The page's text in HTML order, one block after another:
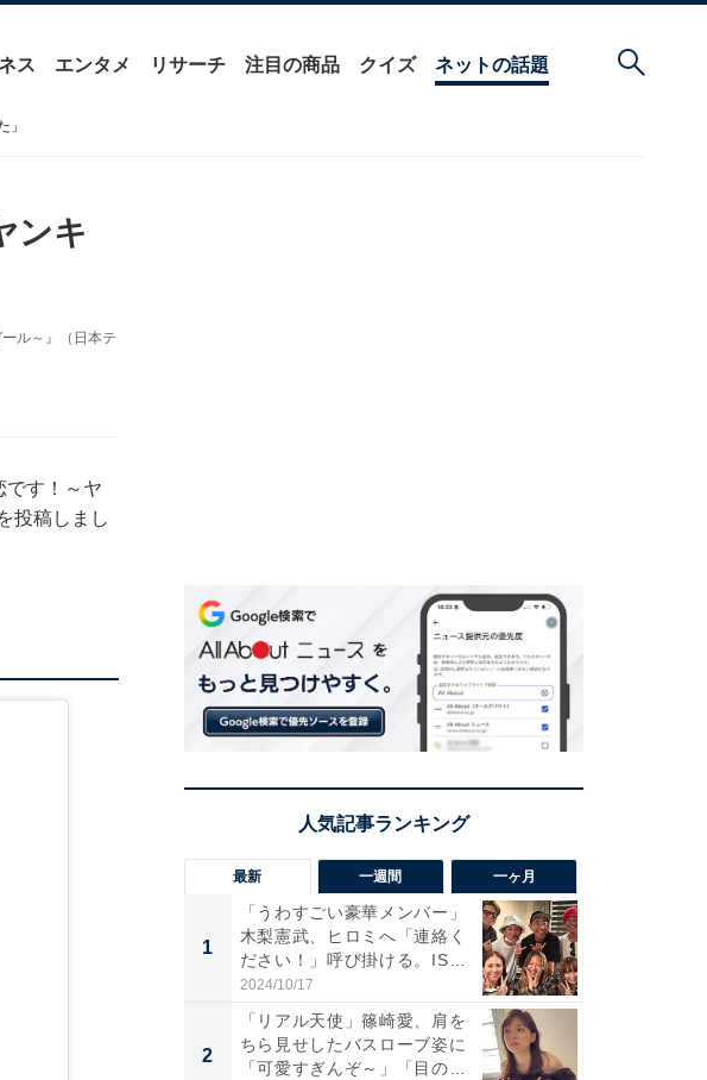
ス エンタメ リサーチ 注目の商品 クイズ ネットの話題
」
ンキ
ル～』（日本テ
です！～ヤ
投稿しまし
最新 一週間 一ヶ月
1
「うわすごい豪華メンバー」
木梨憲武、ヒロミへ「連絡く
ださい！」呼び掛ける。IS
S...
2024/10/17
2
「リアル天使」篠崎愛、肩を
ちら見せしたバスローブ姿に
「可愛すぎんぞ～」「目の表